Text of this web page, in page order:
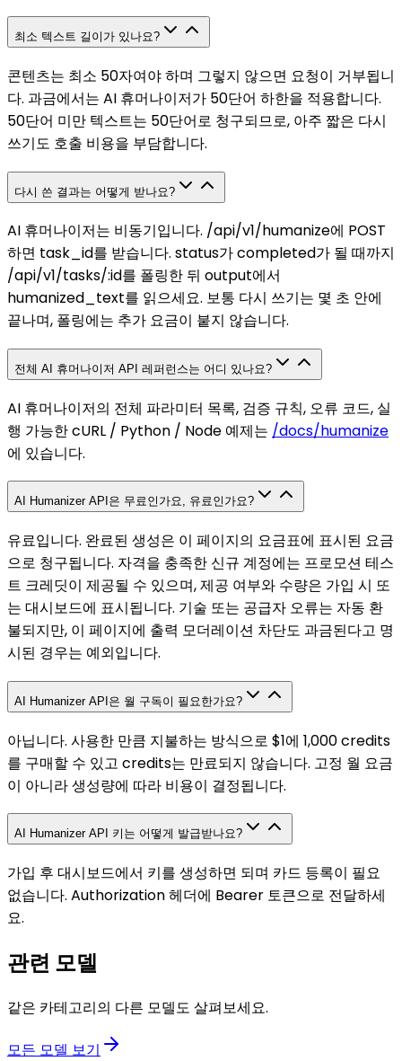
최소 텍스트 길이가 있나요?
콘텐츠는 최소 50자여야 하며 그렇지 않으면 요청이 거부됩니
다. 과금에서는 AI 휴머나이저가 50단어 하한을 적용합니다.
50단어 미만 텍스트는 50단어로 청구되므로, 아주 짧은 다시
쓰기도 호출 비용을 부담합니다.
다시 쓴 결과는 어떻게 받나요?
AI 휴머나이저는 비동기입니다. /api/v1/humanize에 POST
하면 task_id를 받습니다. status가 completed가 될 때까지
/api/v1/tasks/:id를 폴링한 뒤 output에서
humanized_text를 읽으세요. 보통 다시 쓰기는 몇 초 안에
끝나며, 폴링에는 추가 요금이 붙지 않습니다.
전체 AI 휴머나이저 API 레퍼런스는 어디 있나요?
AI 휴머나이저의 전체 파라미터 목록, 검증 규칙, 오류 코드, 실
행 가능한 cURL / Python / Node 예제는 /docs/humanize
에 있습니다.
AI Humanizer API은 무료인가요, 유료인가요?
유료입니다. 완료된 생성은 이 페이지의 요금표에 표시된 요금
으로 청구됩니다. 자격을 충족한 신규 계정에는 프로모션 테스
트 크레딧이 제공될 수 있으며, 제공 여부와 수량은 가입 시 또
는 대시보드에 표시됩니다. 기술 또는 공급자 오류는 자동 환
불되지만, 이 페이지에 출력 모더레이션 차단도 과금된다고 명
시된 경우는 예외입니다.
AI Humanizer API은 월 구독이 필요한가요?
아닙니다. 사용한 만큼 지불하는 방식으로 $1에 1,000 credits
를 구매할 수 있고 credits는 만료되지 않습니다. 고정 월 요금
이 아니라 생성량에 따라 비용이 결정됩니다.
AI Humanizer API 키는 어떻게 발급받나요?
가입 후 대시보드에서 키를 생성하면 되며 카드 등록이 필요
없습니다. Authorization 헤더에 Bearer 토큰으로 전달하세
요.
관련 모델
같은 카테고리의 다른 모델도 살펴보세요.
모든 모델 보기